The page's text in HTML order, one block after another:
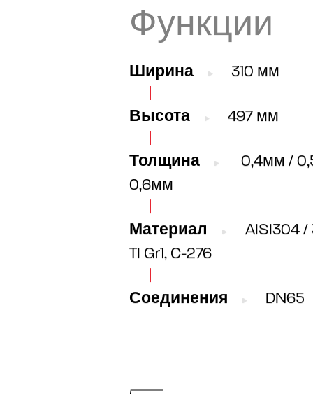
Функции
Ширина 310 мм
Высота 497 мм
Толщина
0,4мм /
0,6мм
Материал
AISI304 /
TI Gr1, C-276
Соединения DN65